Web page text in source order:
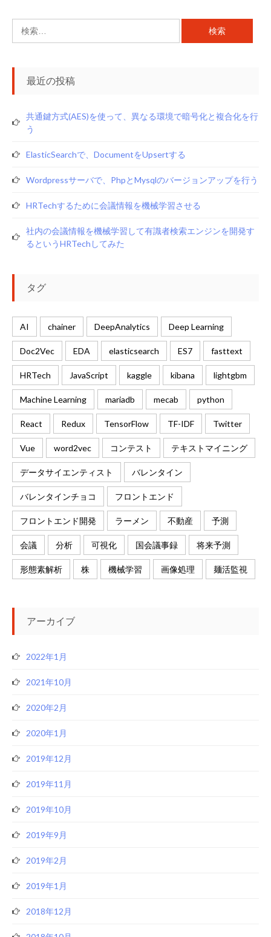
索:
最近の投稿
共通鍵方式(AES)を使って、異なる環境で暗号化と複合化を行
う
ElasticSearchで、documentをupsertする
Wordpressサーバで、phpとmysqlのバージョンアップを行う
HRTechするために会議情報を機械学習させる
社内の会議情報を機械学習して有識者検索エンジンを開発す
るというHRTechしてみた
タグ
AI chainer DeepAnalytics Deep Learning
Doc2Vec EDA elasticsearch ES7 fasttext
HRTech JavaScript kaggle kibana lightgbm
Machine Learning mariadb mecab python
React Redux TensorFlow TF-IDF Twitter
Vue word2vec コンテスト テキストマイニング
データサイエンティスト バレンタイン
バレンタインチョコ フロントエンド
フロントエンド開発 ラーメン 不動産 予測
会議 分析 可視化 国会議事録 将来予測
形態素解析 株 機械学習 画像処理 麺活監視
アーカイブ
2022年1月
2021年10月
2020年2月
2020年1月
2019年12月
2019年11月
2019年10月
2019年9月
2019年2月
2019年1月
2018年12月